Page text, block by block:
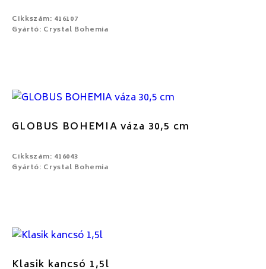
Cikkszám: 416107
Gyártó: Crystal Bohemia
GLOBUS BOHEMIA váza 30,5 cm
Cikkszám: 416043
Gyártó: Crystal Bohemia
Klasik kancsó 1,5l